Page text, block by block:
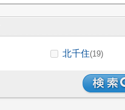
北千住(19)